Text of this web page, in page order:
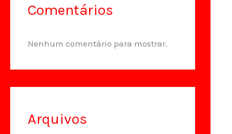
Comentários
Nenhum comentário para mostrar.
Arquivos